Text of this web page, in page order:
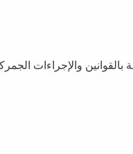
والإجراءات